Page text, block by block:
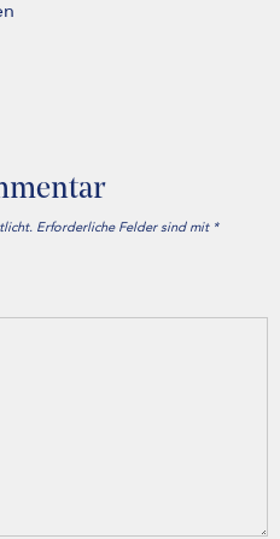
Erforderliche Felder sind mit *